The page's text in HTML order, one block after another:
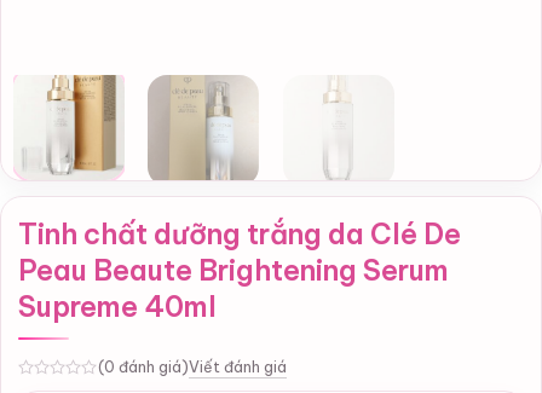
Tinh chất dưỡng trắng da Clé De
Peau Beaute Brightening Serum
Supreme 40ml
(0 đánh giá)Viết đánh giá